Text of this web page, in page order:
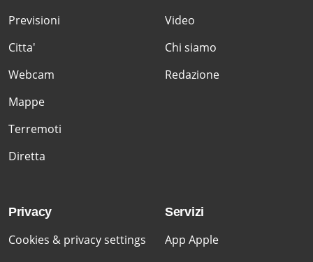
Previsioni
Citta'
Webcam
Mappe
Terremoti
Diretta
Video
Chi siamo
Redazione
Privacy
Cookies & privacy settings
Servizi
App Apple